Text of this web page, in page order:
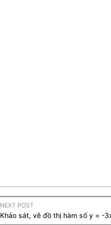
NEXT POST
Khảo sát, vẽ đồ thị hàm số y = -